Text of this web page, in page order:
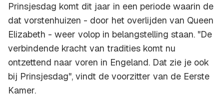
Prinsjesdag komt dit jaar in een periode waarin de
dat vorstenhuizen - door het overlijden van Queen
Elizabeth - weer volop in belangstelling staan. "De
verbindende kracht van tradities komt nu
ontzettend naar voren in Engeland. Dat zie je ook
bij Prinsjesdag", vindt de voorzitter van de Eerste
Kamer.